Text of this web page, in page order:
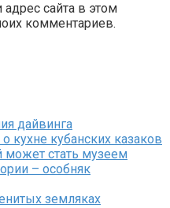
сайта в этом
комментариев.
дайвинга
кухне кубанских казаков
стать музеем
– особняк
земляках